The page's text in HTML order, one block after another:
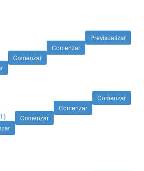
Previsualizar
Comenzar
Comenzar
Comenzar
Comenzar
Comenzar